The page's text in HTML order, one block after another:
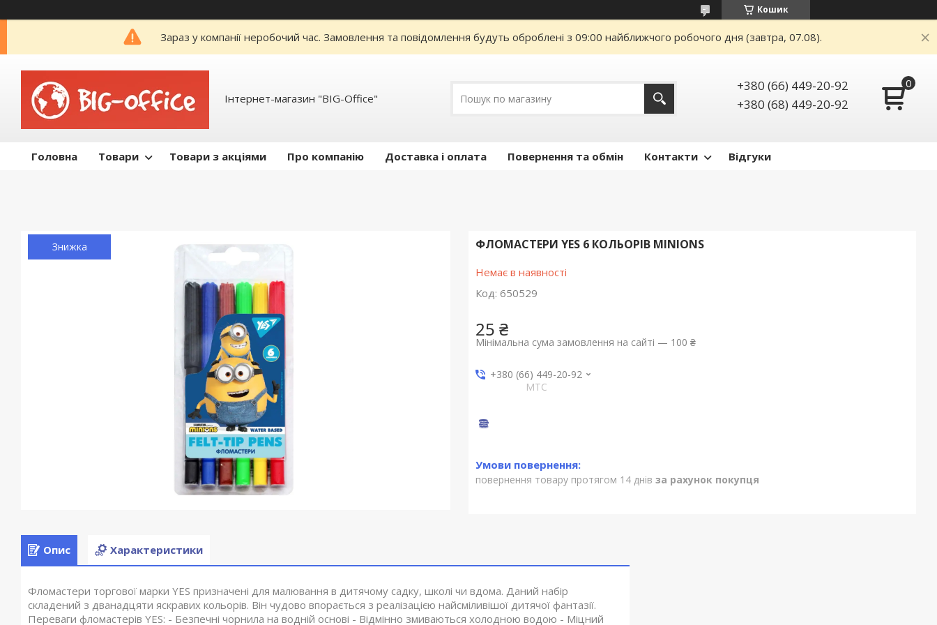
Кошик
Зараз у компанії неробочий час. Замовлення та повідомлення будуть оброблені з 09:00 найближчого робочого дня (завтра, 07.08).
Інтернет-магазин "BIG-Office"
+380 (66) 449-20-92
+380 (68) 449-20-92
Головна Товари Товари з акціями Про компанію Доставка і оплата Повернення та обмін Контакти Відгуки
Знижка ФЛОМАСТЕРИ YES 6 КОЛЬОРІВ MINIONS
Немає в наявності
Код: 650529
25 ₴
Мінімальна сума замовлення на сайті — 100 ₴
+380 (66) 449-20-92
МТС
повернення товару протягом 14 днів за рахунок покупця
Опис Характеристики
Фломастери торгової марки YES призначені для малювання в дитячому садку, школі чи вдома. Даний набір
складений з дванадцяти яскравих кольорів. Він чудово впорається з реалізацією найсміливішої дитячої фантазії.
Переваги фломастерів YES: - Безпечні чорнила на водній основі - Відмінно змиваються холодною водою - Міцний